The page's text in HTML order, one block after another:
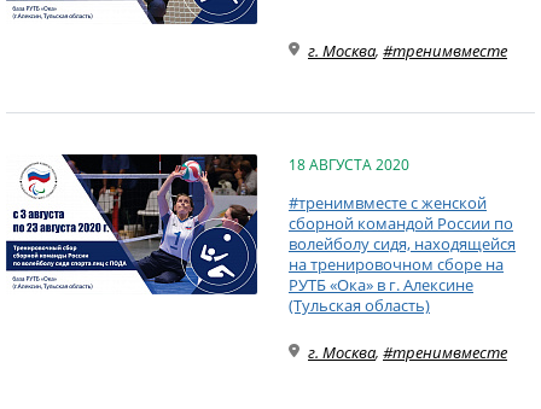
г. Москва, #тренимвместе
18 АВГУСТА 2020
#тренимвместе с женской
сборной командой России по
волейболу сидя, находящейся
на тренировочном сборе на
РУТБ «Ока» в г. Алексине
(Тульская область)
г. Москва, #тренимвместе